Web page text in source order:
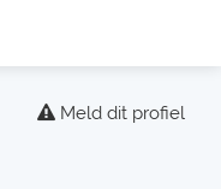
Meld dit profiel